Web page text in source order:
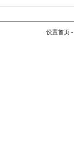
设置首页 -